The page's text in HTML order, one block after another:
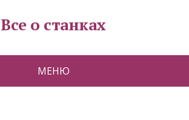
Все о станках
МЕНЮ